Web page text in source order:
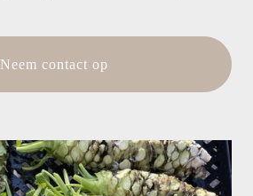
Neem contact op